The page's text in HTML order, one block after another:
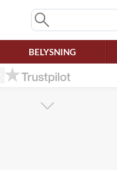
BELYSNING